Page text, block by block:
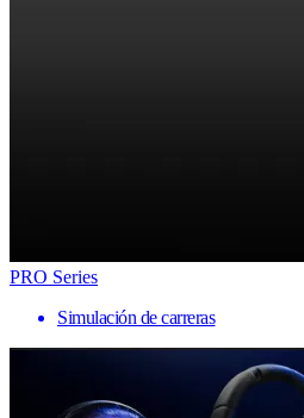
PRO Series
Simulación de carreras